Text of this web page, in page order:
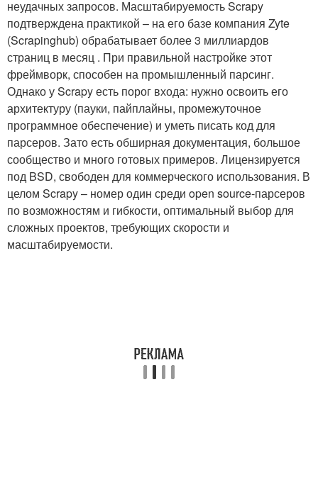
неудачных запросов. Масштабируемость Scrapy
подтверждена практикой – на его базе компания Zyte
(Scrapinghub) обрабатывает более 3 миллиардов
страниц в месяц ​. При правильной настройке этот
фреймворк, способен на промышленный парсинг.
Однако у Scrapy есть порог входа: нужно освоить его
архитектуру (пауки, пайплайны, промежуточное
программное обеспечение) и уметь писать код для
парсеров. Зато есть обширная документация, большое
сообщество и много готовых примеров​. Лицензируется
под BSD, свободен для коммерческого использования​. В
целом Scrapy – номер один среди open source-парсеров
по возможностям и гибкости​, оптимальный выбор для
сложных проектов, требующих скорости и
масштабируемости.